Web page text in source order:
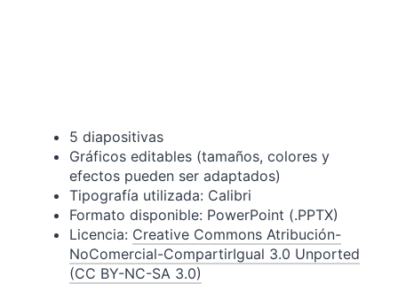
5 diapositivas
Gráficos editables (tamaños, colores y
efectos pueden ser adaptados)
Tipografía utilizada: Calibri
Formato disponible: PowerPoint (.PPTX)
Licencia: Creative Commons Atribución-
NoComercial-CompartirIgual 3.0 Unported
(CC BY-NC-SA 3.0)